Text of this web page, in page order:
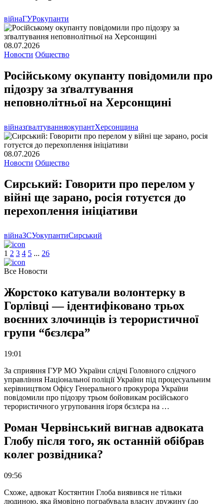
війнаГУРокупанти
08.07.2026
Новости Общество
Російському окупанту повідомили про
підозру за зґвалтування
неповнолітньої на Херсонщині
війназґвалтуванняокупантХерсонщина
08.07.2026
Новости Общество
Сирський: Говорити про перелом у
війні ще зарано, росія готуєтся до
перехоплення ініціативи
війнаЗСУокупантиСирський
1 2 3 4 5 ... 26
Все Новости
Жорстоко катували волонтерку в
Горлівці — ідентифіковано трьох
воєнних злочинців із терористичної
групи “бєзлєра”
19:01
За сприяння ГУР МО України слідчі Головного слідчого
управління Національної поліції України під процесуальним
керівництвом Офісу Генерального прокурора України
повідомили про підозру трьом бойовикам російського
терористичного угруповання іґоря бєзлєра на …
Роман Червінський вигнав адвоката
Глобу після того, як останній обібрав
колег розвідника?
09:56
Схоже, адвокат Костянтин Глоба виявився не тільки
людиною, яка ймовірно пограбувала власну дружину (до